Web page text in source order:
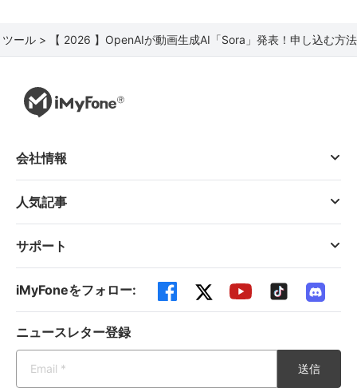
ール > 【 2026 】OpenAIが動画生成AI「Sora」発表！申し込む方
会社情報
人気記事
サポート
iMyFoneをフォロー:
ニュースレター登録
送信